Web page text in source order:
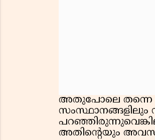
അതുപോലെ തന്നെ
അതിൻ്റെയും